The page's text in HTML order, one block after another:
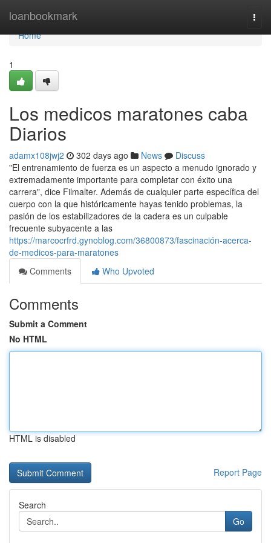
loanbookmark
Home
Home
1
Los medicos maratones caba
Diarios
adamx108jwj2 302 days ago News
Discuss
"El entrenamiento de fuerza es un aspecto a menudo ignorado y
extremadamente importante para completar con éxito una
carrera", dice Filmalter. Además de cualquier parte específica del
cuerpo con la que históricamente hayas tenido problemas, la
pasión de los estabilizadores de la cadera es un culpable
frecuente subyacente a las
https://marcocrfrd.gynoblog.com/36800873/fascinación-acerca-
de-medicos-para-maratones
Comments
Who Upvoted
Comments
Submit a Comment
No HTML
HTML is disabled
Report Page
Search
Go